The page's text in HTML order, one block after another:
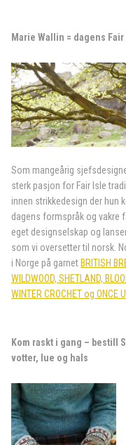
Marie Wallin = dagens
Som mangeårig
sterk pasjon for Fair Isle
innen strikkedesign der hun
dagens formspråk og vakre
eget designselskap og
som vi oversetter til norsk.
i Norge på garnet BRITISH
WILDWOOD, SHETLAND,
WINTER CROCHET og ONCE
Kom raskt i gang – bestill
votter, lue og hals